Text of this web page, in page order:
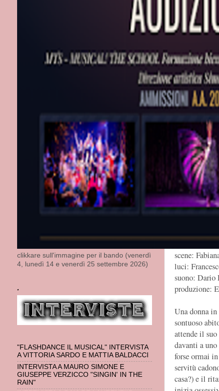
Musiche
produzione:
Testaccio,
violento
destino
s’incontrano
fatto di
e di
stesse. Una
nessuno
spesso ci si
come una
lotta
atto per
labirinti della
scene:
luci:
suono: Dario
produzione:
Una donna in
sontuoso
attende il suo
davanti a
forse ormai
servitù
casa?) e il
clikkare sull'immagine per il bando (venerdì
4, lunedì 14 e venerdì 25 settembre 2026)
.
"FLASHDANCE IL MUSICAL" INTERVISTA
A VITTORIA SARDO E MATTIA BALDACCI
INTERVISTA A MAURO SIMONE E
GIUSEPPE VERZICCO "SINGIN' IN THE
RAIN"